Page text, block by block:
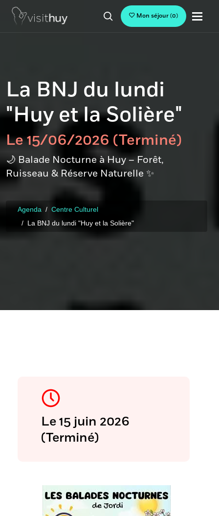
Mon séjour(0)
La BNJ du lundi
"Huy et la Solière"
Le 15/06/2026 (Terminé)
🌙 Balade Nocturne à Huy – Forêt,
Ruisseau & Réserve Naturelle ✨
Agenda
Centre Culturel
La BNJ du lundi "Huy et la Solière"
Le 15 juin 2026
(Terminé)